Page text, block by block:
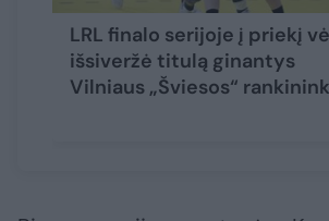
LRL finalo serijoje į priekį
išsiveržė titulą ginantys
Vilniaus „Šviesos“